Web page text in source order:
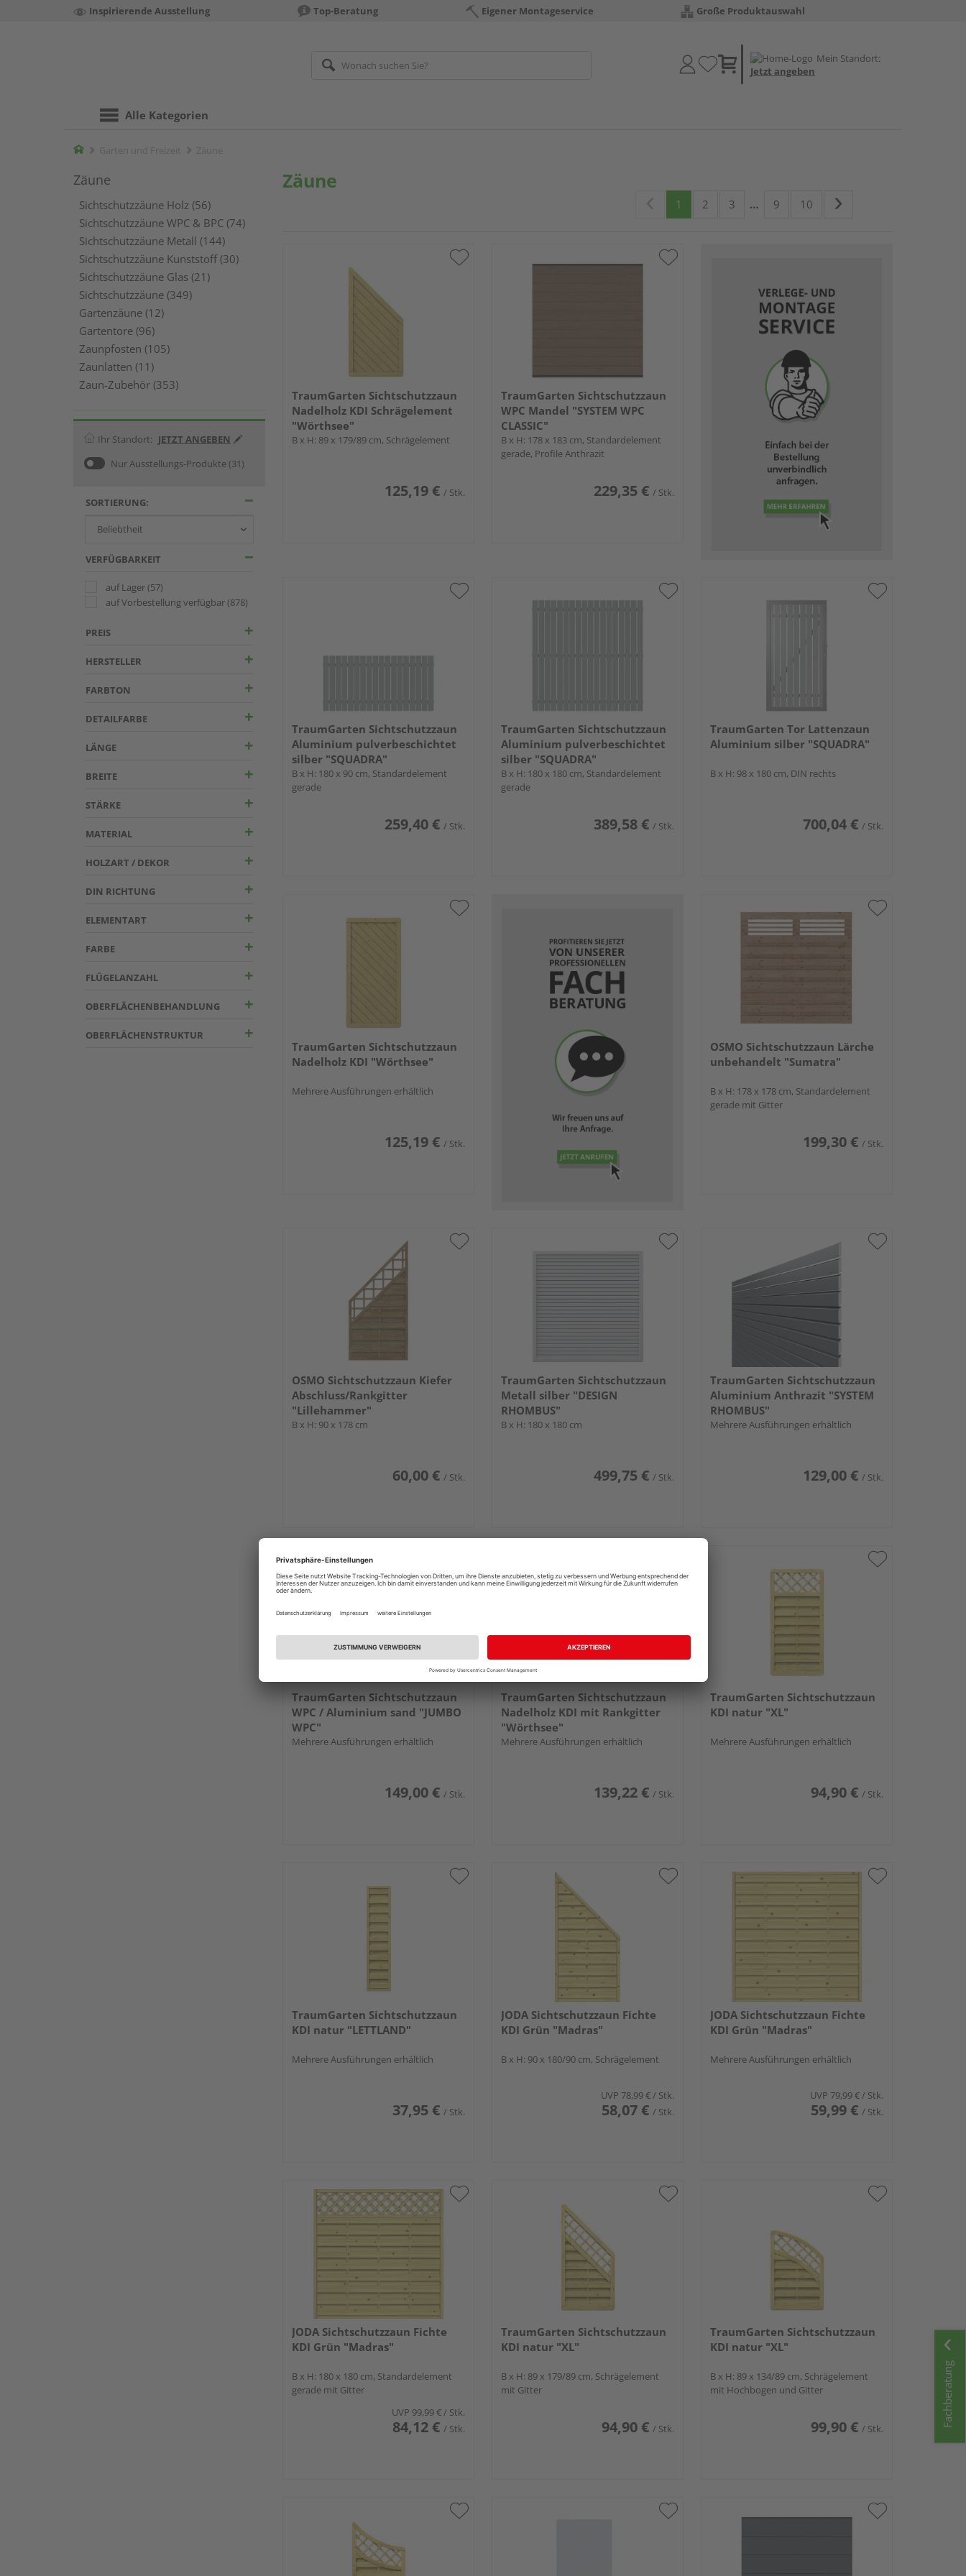
Inspirierende Ausstellung Top-Beratung Eigener Montageservice Große Produktauswahl
Mein Standort:
Jetzt angeben
Alle Kategorien
Home
Zäune
Sichtschutzzäune Holz (56)
Sichtschutzzäune WPC & BPC (74)
Sichtschutzzäune Metall (144)
Sichtschutzzäune Kunststoff (30)
Sichtschutzzäune Glas (21)
Sichtschutzzäune (349)
Gartenzäune (12)
Gartentore (96)
Zaunpfosten (105)
Zaunlatten (11)
Zaun-Zubehör (353)
Ihr Standort: JETZT ANGEBEN
Nur Ausstellungs-Produkte (31)
SORTIERUNG:
VERFÜGBARKEIT
auf Lager(57)
auf Vorbestellung verfügbar(878)
PREIS
HERSTELLER
FARBTON
DETAILFARBE
LÄNGE
BREITE
STÄRKE
MATERIAL
HOLZART / DEKOR
DIN RICHTUNG
ELEMENTART
FARBE
FLÜGELANZAHL
OBERFLÄCHENBEHANDLUNG
OBERFLÄCHENSTRUKTUR
Zäune
1 2 3 … 9 10
TraumGarten Sichtschutzzaun
Nadelholz KDI Schrägelement
"Wörthsee"
B x H: 89 x 179/89 cm, Schrägelement
125,19 € / Stk.
TraumGarten Sichtschutzzaun
WPC Mandel "SYSTEM WPC
CLASSIC"
B x H: 178 x 183 cm, Standardelement
gerade, Profile Anthrazit
229,35 € / Stk.
TraumGarten Sichtschutzzaun
Aluminium pulverbeschichtet
silber "SQUADRA"
B x H: 180 x 90 cm, Standardelement
gerade
259,40 € / Stk.
TraumGarten Sichtschutzzaun
Aluminium pulverbeschichtet
silber "SQUADRA"
B x H: 180 x 180 cm, Standardelement
gerade
389,58 € / Stk.
TraumGarten Tor Lattenzaun
Aluminium silber "SQUADRA"
B x H: 98 x 180 cm, DIN rechts
700,04 € / Stk.
TraumGarten Sichtschutzzaun
Nadelholz KDI "Wörthsee"
Mehrere Ausführungen erhältlich
125,19 € / Stk.
OSMO Sichtschutzzaun Lärche
unbehandelt "Sumatra"
B x H: 178 x 178 cm, Standardelement
gerade mit Gitter
199,30 € / Stk.
OSMO Sichtschutzzaun Kiefer
Abschluss/Rankgitter
"Lillehammer"
B x H: 90 x 178 cm
60,00 € / Stk.
TraumGarten Sichtschutzzaun
Metall silber "DESIGN
RHOMBUS"
B x H: 180 x 180 cm
499,75 € / Stk.
TraumGarten Sichtschutzzaun
Aluminium Anthrazit "SYSTEM
RHOMBUS"
Mehrere Ausführungen erhältlich
129,00 € / Stk.
TraumGarten Sichtschutzzaun
WPC / Aluminium sand "JUMBO
WPC"
Mehrere Ausführungen erhältlich
149,00 € / Stk.
TraumGarten Sichtschutzzaun
Nadelholz KDI mit Rankgitter
"Wörthsee"
Mehrere Ausführungen erhältlich
139,22 € / Stk.
TraumGarten Sichtschutzzaun
KDI natur "XL"
Mehrere Ausführungen erhältlich
94,90 € / Stk.
TraumGarten Sichtschutzzaun
KDI natur "LETTLAND"
Mehrere Ausführungen erhältlich
37,95 € / Stk.
JODA Sichtschutzzaun Fichte
KDI Grün "Madras"
B x H: 90 x 180/90 cm, Schrägelement
UVP 78,99 € / Stk.
58,07 € / Stk.
JODA Sichtschutzzaun Fichte
KDI Grün "Madras"
Mehrere Ausführungen erhältlich
UVP 79,99 € / Stk.
59,99 € / Stk.
JODA Sichtschutzzaun Fichte
KDI Grün "Madras"
B x H: 180 x 180 cm, Standardelement
gerade mit Gitter
UVP 99,99 €/ Stk.
84,12 € / Stk.
TraumGarten Sichtschutzzaun
KDI natur "XL"
B x H: 89 x 179/89 cm, Schrägelement
mit Gitter
94,90 € / Stk.
TraumGarten Sichtschutzzaun
KDI natur "XL"
B x H: 89 x 134/89 cm, Schrägelement
mit Hochbogen und Gitter
99,90 € / Stk.
Fachberatung